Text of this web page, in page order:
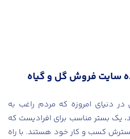
سایت فروش گل و گیاه
در دنیای امروزه که مردم راغب به
یک بستر مناسب برای افرادیست که
کسب و کار خود هستند. با راه